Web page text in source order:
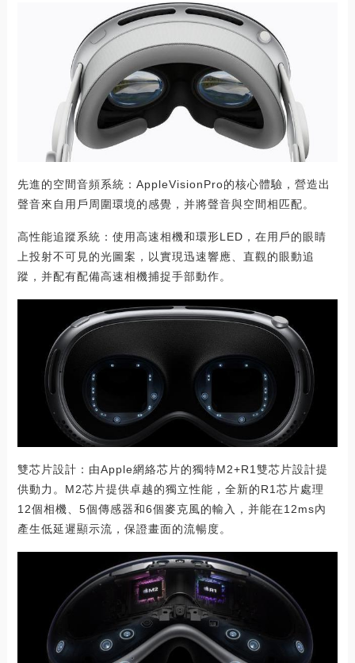
先進的空間音頻系統：AppleVisionPro的核心體驗，營造出
聲音來自用戶周圍環境的感覺，并將聲音與空間相匹配。
高性能追蹤系統：使用高速相機和環形LED，在用戶的眼睛
上投射不可見的光圖案，以實現迅速響應、直觀的眼動追
蹤，并配有配備高速相機捕捉手部動作。
雙芯片設計：由Apple網絡芯片的獨特M2+R1雙芯片設計提
供動力。M2芯片提供卓越的獨立性能，全新的R1芯片處理
12個相機、5個傳感器和6個麥克風的輸入，并能在12ms內
產生低延遲顯示流，保證畫面的流暢度。